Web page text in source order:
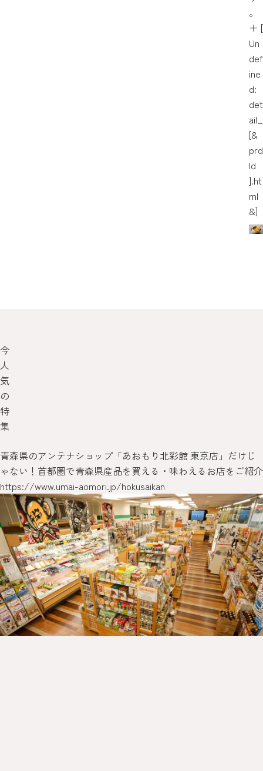
。
＋ [
Un
def
ine
d:
det
ail_
[&
prd
Id
].ht
ml
&]
今
人
気
の
特
集
青森県のアンテナショップ「あおもり北彩館 東京店」だけじ
ゃない！首都圏で青森県産品を買える・味わえるお店をご紹介
https://www.umai-aomori.jp/hokusaikan